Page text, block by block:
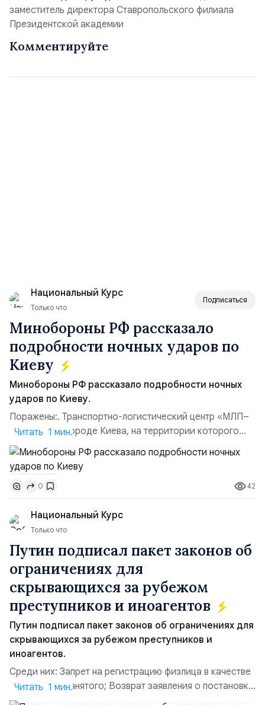
заместитель директора Ставропольского филиала
Президентской академии
Комментируйте
Национальный Курс
Только что
Подписаться
Минобороны РФ рассказало
подробности ночных ударов по
Киеву
Минобороны РФ рассказало подробности ночных
ударов по Киеву.
Поражены:. Транспортно-логистический центр «МЛП–
Чайка» в пригороде Киева, на территории которого
осуществлялось хранение, сборка а также запуск с
прилегающего полевого аэродром «Чайка»
дальнобойных БПЛА ВСУ; Складские помещения
«Транс-Логистик» в Оболонском районе г. Киев,
использовавшиеся для хранения военного
имущества ВСУ; Сортировочны...
Читать 1 мин.
0 42
Национальный Курс
Только что
Путин подписал пакет законов об
ограничениях для
скрывающихся за рубежом
преступников и иноагентов
Путин подписал пакет законов об ограничениях для
скрывающихся за рубежом преступников и
иноагентов.
Среди них: Запрет на регистрацию физлица в качестве
ИП или самозанятого; Возврат заявления о постановке
недвижимости на кадастровый учет; Ограничение
Читать 1 мин.